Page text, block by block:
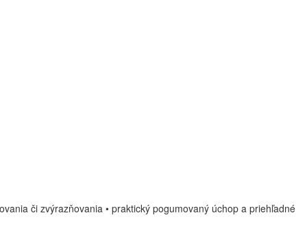
či zvýrazňovania • praktický pogumovaný úchop a priehľadné